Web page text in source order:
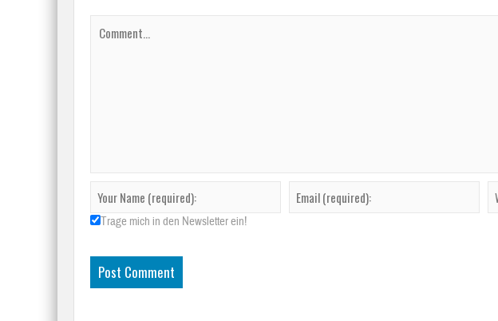
Trage mich in den Newsletter ein!